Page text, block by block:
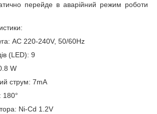
перейде в аварійний режим роботи
AC 220-240V, 50/60Hz
(LED): 9
W
струм: 7mA
180°
Ni-Cd 1.2V